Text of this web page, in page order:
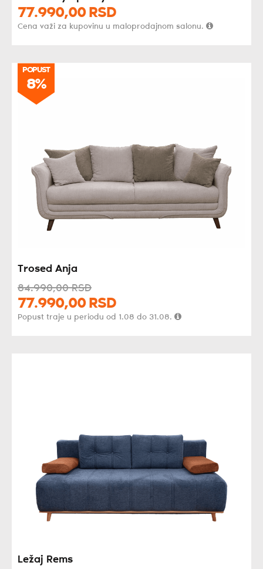
77.990,00 RSD
Cena važi za kupovinu u maloprodajnom salonu.
POPUST
8%
Trosed Anja
84.990,00 RSD
77.990,00 RSD
Popust traje u periodu od 1.08 do 31.08.
Ležaj Rems